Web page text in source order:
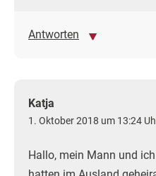
Antworten
Katja
1. Oktober 2018 um 13:24
Hallo, mein Mann und